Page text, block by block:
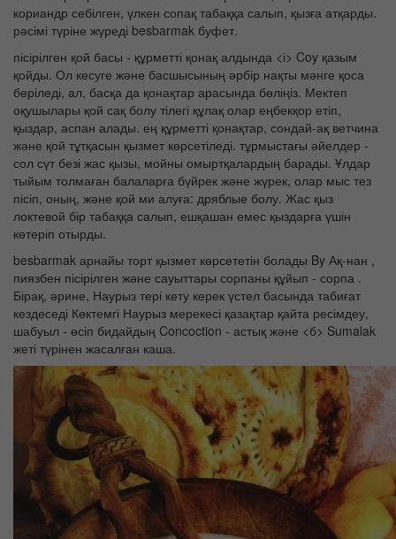
кориандр себілген, үлкен сопақ табаққа салып, қызға атқарды.
рәсімі түріне жүреді besbarmak буфет.
пісірілген қой басы - құрметті қонақ алдында <і> Coy қазым
қойды. Ол кесуге және басшысының әрбір нақты мәнге қоса
беріледі, ал, басқа да қонақтар арасында бөліңіз. Мектеп
оқушылары қой сақ болу тілегі құлақ олар еңбекқор етіп,
қыздар, аспан алады. ең құрметті қонақтар, сондай-ақ ветчина
және қой тұтқасын қызмет көрсетіледі. тұрмыстағы әйелдер -
сол сүт безі жас қызы, мойны омыртқалардың барады. Ұлдар
тыйым толмаған балаларға бүйрек және жүрек, олар мыс тез
пісіп, оның, және қой ми алуға: дряблые болу. Жас қыз
локтевой бір табаққа салып, ешқашан емес қыздарға үшін
көтеріп отырды.
besbarmak арнайы торт қызмет көрсететін болады By Ақ-нан ,
пиязбен пісірілген және сауыттары сорпаны құйып - сорпа .
Бірақ, әрине, Наурыз тері кету керек үстел басында табиғат
кездеседі Көктемгі Наурыз мерекесі қазақтар қайта ресімдеу,
шабуыл - өсіп бидайдың Concoction - астық және <б> Sumalak
жеті түрінен жасалған каша.